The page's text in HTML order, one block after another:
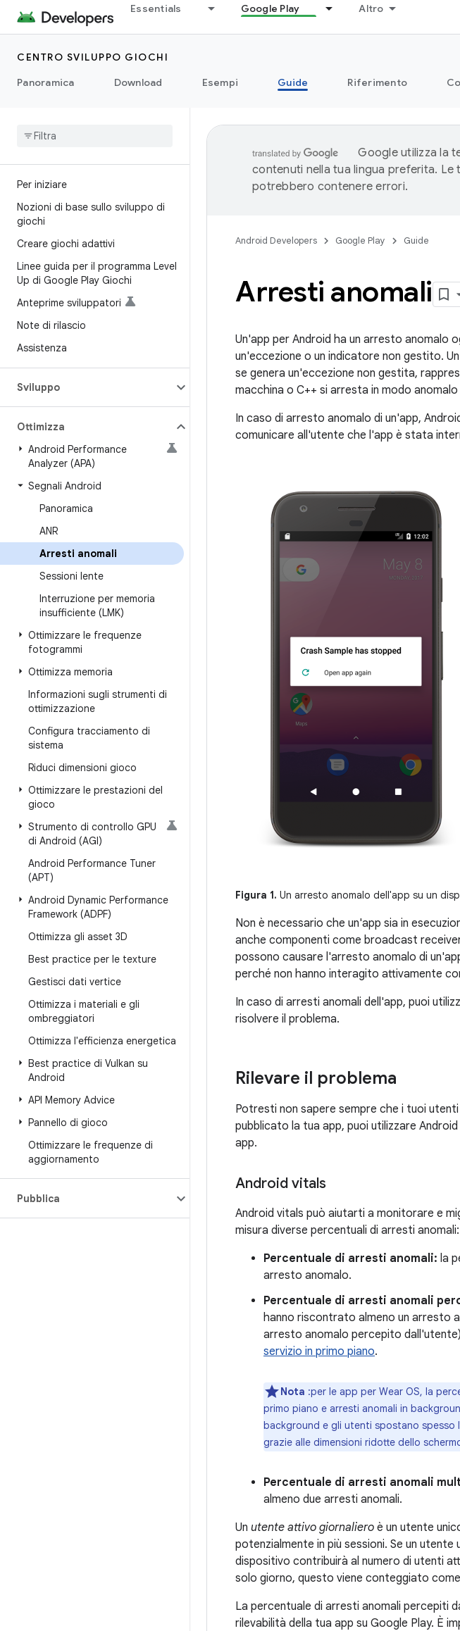
Essentials Google Play Altro
CENTRO SVILUPPO GIOCHI
Panoramica
Download Esempi Guide Riferimento
Per iniziare
Nozioni di base sullo sviluppo di
giochi
Creare giochi adattivi
Linee guida per il programma Level
Up di Google Play Giochi
Anteprime sviluppatori
Note di rilascio
Assistenza
Sviluppo
Ottimizza
Android Performance
Analyzer (APA)
Segnali Android
Panoramica
ANR
Arresti anomali
Sessioni lente
Interruzione per memoria
insufficiente (LMK)
Ottimizzare le frequenze
fotogrammi
Ottimizza memoria
Informazioni sugli strumenti di
ottimizzazione
Configura tracciamento di
sistema
Riduci dimensioni gioco
Ottimizzare le prestazioni del
gioco
Strumento di controllo GPU
di Android (AGI)
Android Performance Tuner
(APT)
Android Dynamic Performance
Framework (ADPF)
Ottimizza gli asset 3D
Best practice per le texture
Gestisci dati vertice
Ottimizza i materiali e gli
ombreggiatori
Ottimizza l'efficienza energetica
Best practice di Vulkan su
Android
API Memory Advice
Pannello di gioco
Ottimizzare le frequenze di
aggiornamento
Pubblica
Google utilizza la
contenuti nella tua lingua preferita. Le
potrebbero contenere errori.
Android Developers Google Play Guide
Arresti anomali
Un'app per Android ha un arresto anomalo
un'eccezione o un indicatore non gestito.
se genera un'eccezione non gestita,
macchina o C++ si arresta in modo
In caso di arresto anomalo di un'app,
comunicare all'utente che l'app è stata
Figura 1. Un arresto anomalo dell'app su un
Non è necessario che un'app sia in
anche componenti come broadcast
possono causare l'arresto anomalo di
perché non hanno interagito attivamente
In caso di arresti anomali dell'app, puoi
risolvere il problema.
Rilevare il problema
Potresti non sapere sempre che i tuoi
pubblicato la tua app, puoi utilizzare
app.
Android vitals
Android vitals può aiutarti a monitorare e
misura diverse percentuali di arresti anomali:
Percentuale di arresti anomali: la
arresto anomalo.
Percentuale di arresti anomali
hanno riscontrato almeno un arresto
arresto anomalo percepito
servizio in primo piano.
Nota :per le app per Wear OS, la
primo piano e arresti anomali in
background e gli utenti spostano spesso
grazie alle dimensioni ridotte dello
Percentuale di arresti anomali
almeno due arresti anomali.
Un utente attivo giornaliero è un utente
potenzialmente in più sessioni. Se un
dispositivo contribuirà al numero di utenti
solo giorno, questo viene conteggiato
La percentuale di arresti anomali percepiti
rilevabilità della tua app su Google Play. È